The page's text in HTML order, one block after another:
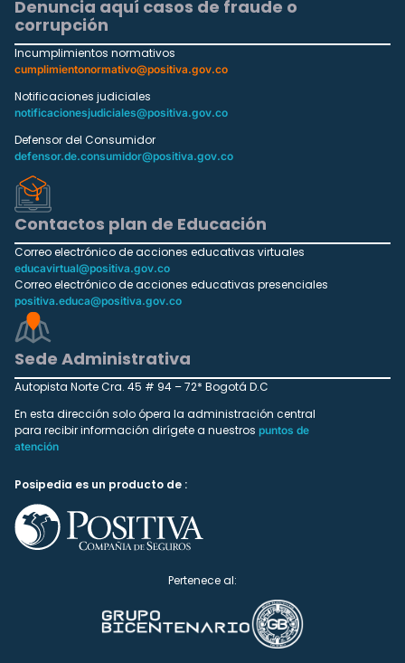
Denuncia aquí casos de fraude o
corrupción
Incumplimientos normativos
cumplimientonormativo@positiva.gov.co
Notificaciones judiciales
notificacionesjudiciales@positiva.gov.co
Defensor del Consumidor
defensor.de.consumidor@positiva.gov.co
Contactos plan de Educación
Correo electrónico de acciones educativas virtuales
educavirtual@positiva.gov.co
Correo electrónico de acciones educativas presenciales
positiva.educa@positiva.gov.co
Sede Administrativa
Autopista Norte Cra. 45 # 94 – 72* Bogotá D.C
En esta dirección solo ópera la administración central
para recibir información dirígete a nuestros puntos de
atención
Posipedia es un producto de :
Pertenece al: